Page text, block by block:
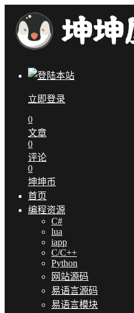
立即登录
0
文章
0
评论
0
坤坤币
首页
编程资源
C#
lua
iapp
C/C++
Python
网站源码
易语言源码
易语言模块